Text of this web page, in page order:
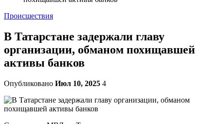
Происшествия
В Татарстане задержали главу
организации, обманом похищавшей
активы банков
Опубликовано Июл 10, 2025 4